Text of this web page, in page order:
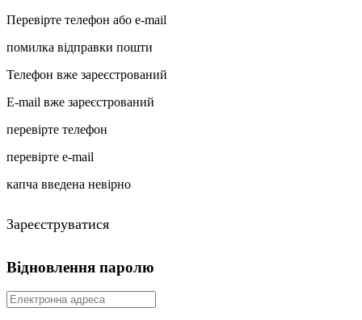
Перевірте телефон або e-mail
помилка відправки пошти
Телефон вже зареєстрований
E-mail вже зареєстрований
перевірте телефон
перевірте e-mail
капча введена невірно
Зареєструватися
Відновлення паролю